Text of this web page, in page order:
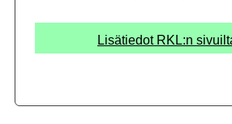
Lisätiedot RKL:n